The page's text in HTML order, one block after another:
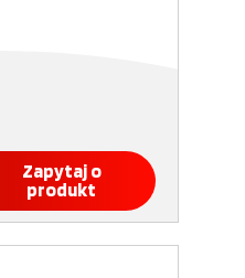
Zapytaj o
produkt